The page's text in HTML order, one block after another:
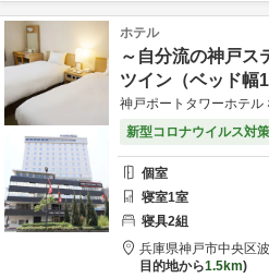
ホテル
～自分流の神戸
ツイン（ベッド幅
神戸ポートタワーホテル
新型コロナウイルス対
個室
寝室1室
寝具2組
兵庫県神戸市中央区
目的地から1.5km